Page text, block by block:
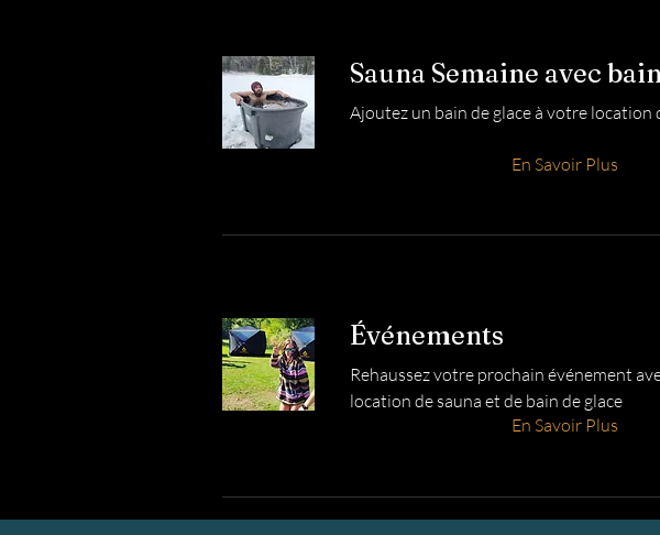
Sauna Semaine avec
Ajoutez un bain de glace à votre location
Événements
Rehaussez votre prochain événement
location de sauna et de bain de glace
En Savoir Plus
En Savoir Plus